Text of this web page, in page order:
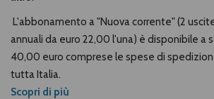
L'abbonamento a "Nuova corrente" (2
annuali da euro 22,00 l'una) è disponibile a
40,00 euro comprese le spese di
tutta Italia.
Scopri di più